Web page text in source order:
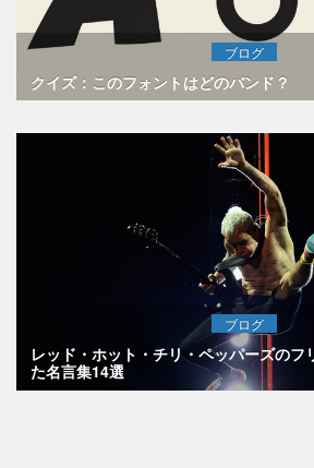
ブログ
クイズ：このフォントはどのバンド？
ブログ
レッド・ホット・チリ・ペッパーズのフ
た名言集14選